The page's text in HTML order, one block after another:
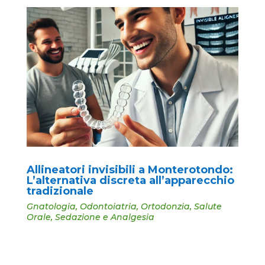
Allineatori invisibili a Monterotondo:
L’alternativa discreta all’apparecchio
tradizionale
Gnatologia, Odontoiatria, Ortodonzia, Salute
Orale, Sedazione e Analgesia